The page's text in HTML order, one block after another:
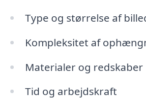
Type og størrelse af
Kompleksitet af
Materialer og redskaber
Tid og arbejdskraft